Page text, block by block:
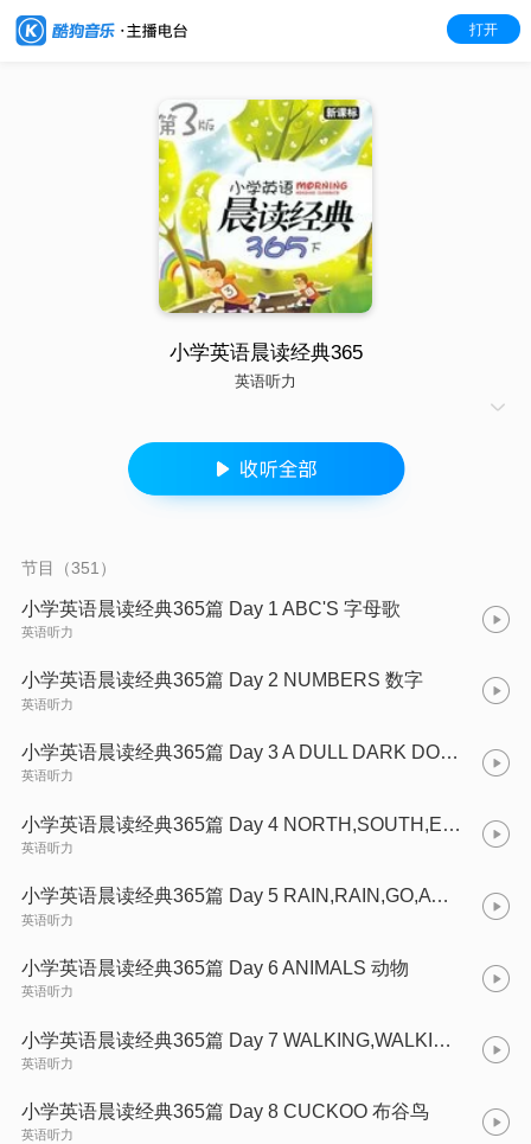
打开
小学英语晨读经典365
英语听力
节目（351）
小学英语晨读经典365篇 Day 1 ABC'S 字母歌
英语听力
小学英语晨读经典365篇 Day 2 NUMBERS 数字
英语听力
小学英语晨读经典365篇 Day 3 A DULL DARK DOCK 一个无生气的黑黑的船坞
英语听力
小学英语晨读经典365篇 Day 4 NORTH,SOUTH,EAST,WEST 南北东西
英语听力
小学英语晨读经典365篇 Day 5 RAIN,RAIN,GO,AWAY. 小雨,小雨,别下啦。
英语听力
小学英语晨读经典365篇 Day 6 ANIMALS 动物
英语听力
小学英语晨读经典365篇 Day 7 WALKING,WALKING走,走
英语听力
小学英语晨读经典365篇 Day 8 CUCKOO 布谷鸟
英语听力